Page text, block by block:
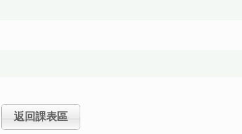
返回課表區